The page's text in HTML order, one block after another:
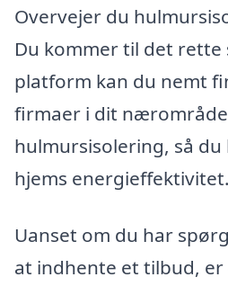
Overvejer du
Du kommer til det rette
platform kan du nemt
firmaer i dit
hulmursisolering, så
hjems energieffektivitet.
Uanset om du har
at indhente et tilbud,